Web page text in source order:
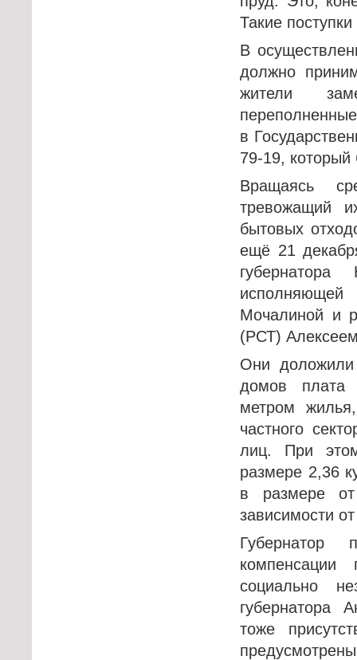
Такие
В
должно
жители
в
79-19, который
Вращаясь
тревожащий
бытовых
ещё 21
Мочалиной и
(РСТ)
Они доложили
домов плата
метром
частного
лиц. При
размере 2,36
в размере
зависимости
Губернатор
социально
губернатора
тоже